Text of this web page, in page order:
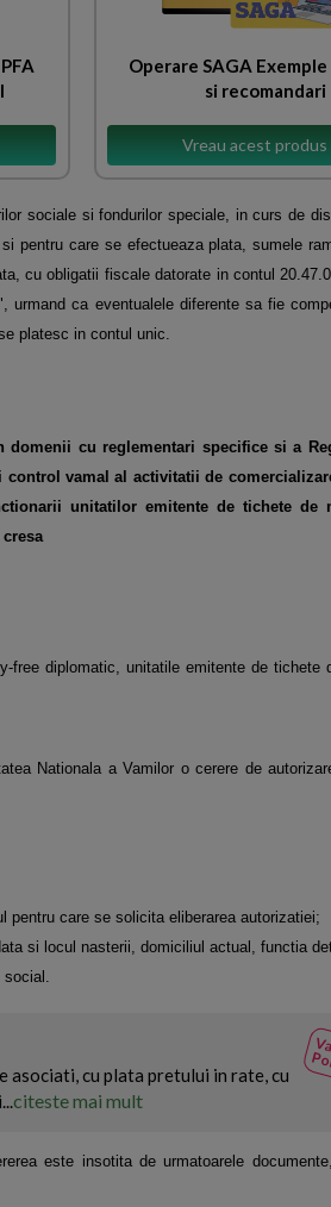
Operare SAGA
si recomandari
Vreau acest
sociale si fondurilor speciale, in curs de
pentru care se efectueaza plata, sumele
cu obligatii fiscale datorate in contul
ca eventualele diferente sa fie
platesc in contul unic.
cu reglementari specifice si a
control vamalal activitatii de
unitatilor emitente de tichete de
free diplomatic, unitatile emitente de tichete
Nationala a Vamilor o cerere de
pentru care se solicita eliberarea autorizatiei;
si locul nasterii, domiciliul actual, functia
social.
cu plata pretului in rate, cu
citeste mai mult
este insotita de urmatoarele